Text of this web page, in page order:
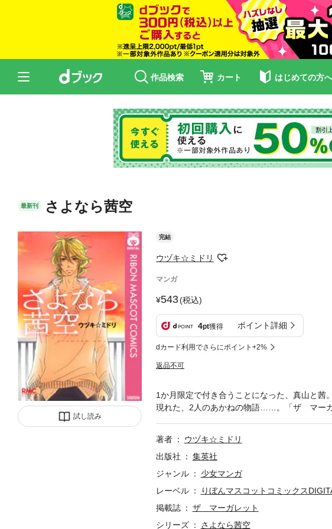
作品検索 カート はじめての方へ
最新刊 さよなら茜空
試し読み
完結
ウヅキ☆ミドリ
マンガ
543(税込)
4pt獲得 ポイント詳細
dカード利用でさらにポイント+2%
返品不可
1か月限定で付き合うことになった、真山と
現れた、2人のあかねの物語……。「ザ マーガ
著者
ウヅキ☆ミドリ
出版社
集英社
ジャンル
少女マンガ
レーベル
りぼんマスコットコミックス
掲載誌
ザ マーガレット
シリーズ
さよなら茜空